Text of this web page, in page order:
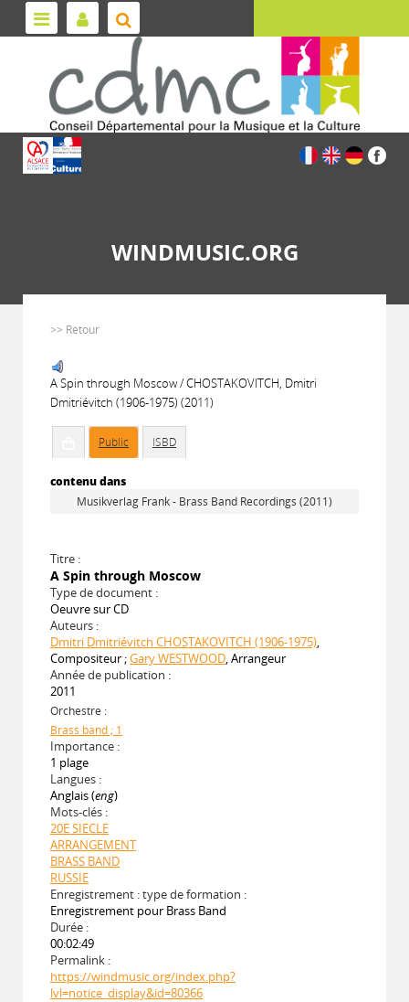
WINDMUSIC.ORG
>> Retour
A Spin through Moscow / CHOSTAKOVITCH, Dmitri
Dmitriévitch (1906-1975) (2011)
Public ISBD
contenu dans
Musikverlag Frank - Brass Band Recordings (2011)
Titre :
A Spin through Moscow
Type de document :
Oeuvre sur CD
Auteurs :
Dmitri Dmitriévitch CHOSTAKOVITCH (1906-1975),
Compositeur ;Gary WESTWOOD, Arrangeur
Année de publication :
2011
Orchestre :
Brass band ; 1
Importance :
1 plage
Langues :
Anglais (eng)
Mots-clés :
20E SIECLE
ARRANGEMENT
BRASS BAND
RUSSIE
Enregistrement : type de formation :
Enregistrement pour Brass Band
Durée :
00:02:49
Permalink :
https://windmusic.org/index.php?
lvl=notice_display&id=80366